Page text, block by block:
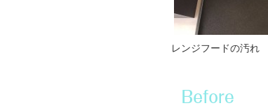
レンジフードの汚れ